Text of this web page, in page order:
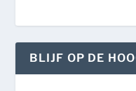
BLIJF OP DE